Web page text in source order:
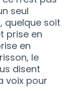
seul
quelque soit
prise en
en
le
disent
voix pour